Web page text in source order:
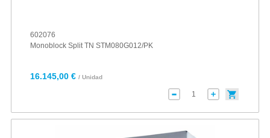
602076
Monoblock Split TN STM080G012/PK
16.145,00 € / Unidad